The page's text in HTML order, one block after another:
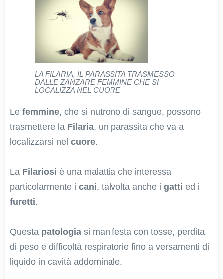
LA FILARIA, IL PARASSITA TRASMESSO
DALLE ZANZARE FEMMINE CHE SI
LOCALIZZA NEL CUORE
Le femmine, che si nutrono di sangue, possono
trasmettere la Filaria, un parassita che va a
localizzarsi nel cuore.
La Filariosi è una malattia che interessa
particolarmente i cani, talvolta anche i gatti ed i
furetti.
Questa patologia si manifesta con tosse, perdita
di peso e difficoltà respiratorie fino a versamenti di
liquido in cavità addominale.